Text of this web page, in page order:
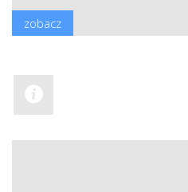
zobacz